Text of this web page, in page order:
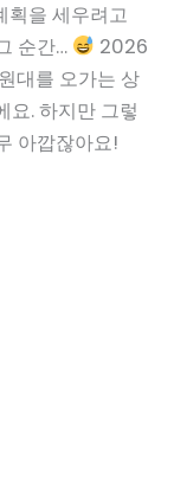
획을 세우려고
순간…
2026
대를 오가는 상
요. 하지만 그렇
아깝잖아요!